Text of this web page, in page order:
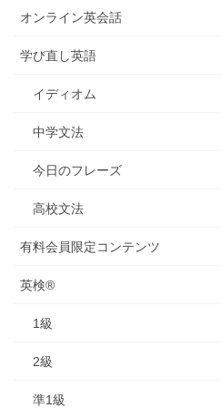
オンライン英会話
学び直し英語
イディオム
中学文法
今日のフレーズ
高校文法
有料会員限定コンテンツ
英検®
1級
2級
準1級